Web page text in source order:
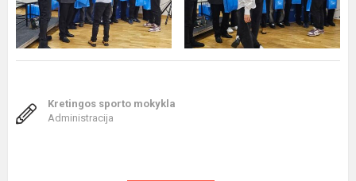
Kretingos sporto mokykla
Administracija